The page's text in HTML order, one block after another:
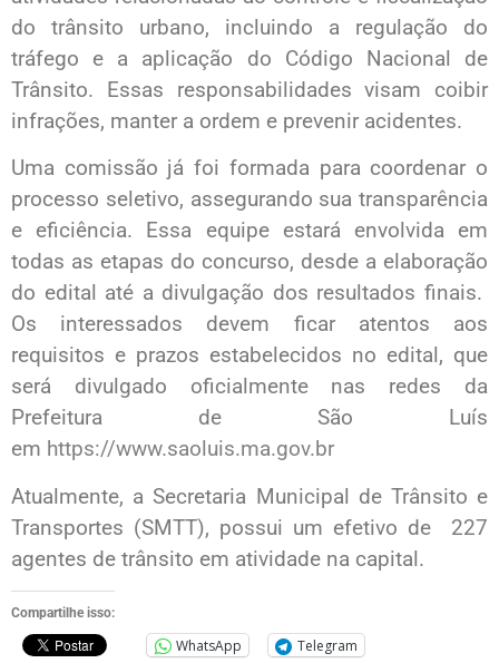
do trânsito urbano, incluindo a regulação do
tráfego e a aplicação do Código Nacional de
Trânsito. Essas responsabilidades visam coibir
infrações, manter a ordem e prevenir acidentes.
Uma comissão já foi formada para coordenar o
processo seletivo, assegurando sua transparência
e eficiência. Essa equipe estará envolvida em
todas as etapas do concurso, desde a elaboração
do edital até a divulgação dos resultados finais.
Os interessados devem ficar atentos aos
requisitos e prazos estabelecidos no edital, que
será divulgado oficialmente nas redes da
Prefeitura de São Luís
em https://www.saoluis.ma.gov.br
Atualmente, a Secretaria Municipal de Trânsito e
Transportes (SMTT), possui um efetivo de 227
agentes de trânsito em atividade na capital.
Compartilhe isso:
WhatsApp Telegram